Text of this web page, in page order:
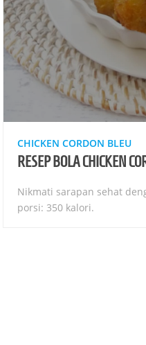
CHICKEN CORDON BLEU
RESEP BOLA CHICKEN
Nikmati sarapan sehat
porsi: 350 kalori.